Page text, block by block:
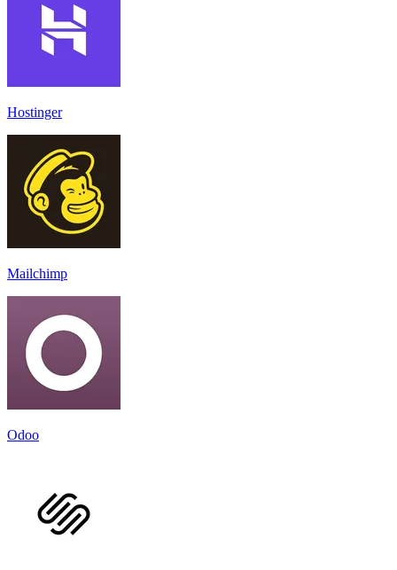
Hostinger
Mailchimp
Odoo